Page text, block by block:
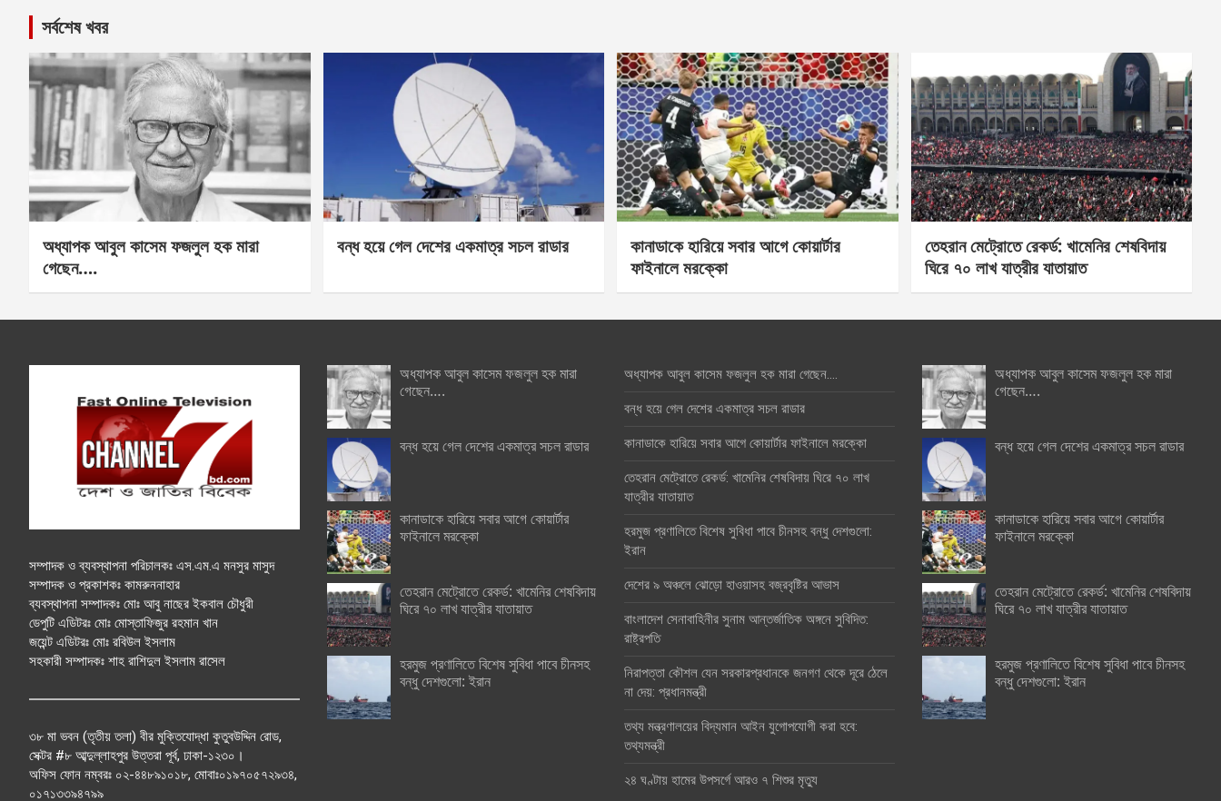
সর্বশেষ খবর
অধ্যাপক আবুল কাসেম ফজলুল হক মারা
গেছেন….
বন্ধ হয়ে গেল দেশের একমাত্র সচল রাডার
কানাডাকে হারিয়ে সবার আগে কোয়ার্টার
ফাইনালে মরক্কো
তেহরান মেট্রোতে রেকর্ড: খামেনির শেষবিদায়
ঘিরে ৭০ লাখ যাত্রীর যাতায়াত
সম্পাদক ও ব্যবস্থাপনা পরিচালকঃ এস.এম.এ মনসুর মাসুদ
সম্পাদক ও প্রকাশকঃ কামরুননাহার
ব্যবস্থাপনা সম্পাদকঃ মোঃ আবু নাছের ইকবাল চৌধুরী
ডেপুটি এডিটরঃ মোঃ মোস্তাফিজুর রহমান খান
জয়েন্ট এডিটরঃ মোঃ রবিউল ইসলাম
সহকারী সম্পাদকঃ শাহ রাশিদুল ইসলাম রাসেল
৩৮ মা ভবন (তৃতীয় তলা) বীর মুক্তিযোদ্ধা কুতুবউদ্দিন রোড,
সেক্টর #৮ আব্দুল্লাহপুর উত্তরা পূর্ব, ঢাকা-১২৩০।
অফিস ফোন নম্বরঃ ০২-৪৪৮৯১০১৮, মোবাঃ০১৯৭০৫৭২৯৩৪,
০১৭১৩৩৯৪৭৯৯
অধ্যাপক আবুল কাসেম ফজলুল হক মারা
গেছেন….
বন্ধ হয়ে গেল দেশের একমাত্র সচল রাডার
কানাডাকে হারিয়ে সবার আগে কোয়ার্টার
ফাইনালে মরক্কো
তেহরান মেট্রোতে রেকর্ড: খামেনির শেষবিদায়
ঘিরে ৭০ লাখ যাত্রীর যাতায়াত
হরমুজ প্রণালিতে বিশেষ সুবিধা পাবে চীনসহ
বন্ধু দেশগুলো: ইরান
অধ্যাপক আবুল কাসেম ফজলুল হক মারা গেছেন….
বন্ধ হয়ে গেল দেশের একমাত্র সচল রাডার
কানাডাকে হারিয়ে সবার আগে কোয়ার্টার ফাইনালে মরক্কো
তেহরান মেট্রোতে রেকর্ড: খামেনির শেষবিদায় ঘিরে ৭০ লাখ
যাত্রীর যাতায়াত
হরমুজ প্রণালিতে বিশেষ সুবিধা পাবে চীনসহ বন্ধু দেশগুলো:
ইরান
দেশের ৯ অঞ্চলে ঝোড়ো হাওয়াসহ বজ্রবৃষ্টির আভাস
বাংলাদেশ সেনাবাহিনীর সুনাম আন্তর্জাতিক অঙ্গনে সুবিদিত:
রাষ্ট্রপতি
নিরাপত্তা কৌশল যেন সরকারপ্রধানকে জনগণ থেকে দূরে ঠেলে
না দেয়: প্রধানমন্ত্রী
তথ্য মন্ত্রণালয়ের বিদ্যমান আইন যুগোপযোগী করা হবে:
তথ্যমন্ত্রী
২৪ ঘণ্টায় হামের উপসর্গে আরও ৭ শিশুর মৃত্যু
অধ্যাপক আবুল কাসেম ফজলুল হক মারা
গেছেন….
বন্ধ হয়ে গেল দেশের একমাত্র সচল রাডার
কানাডাকে হারিয়ে সবার আগে কোয়ার্টার
ফাইনালে মরক্কো
তেহরান মেট্রোতে রেকর্ড: খামেনির শেষবিদায়
ঘিরে ৭০ লাখ যাত্রীর যাতায়াত
হরমুজ প্রণালিতে বিশেষ সুবিধা পাবে চীনসহ
বন্ধু দেশগুলো: ইরান